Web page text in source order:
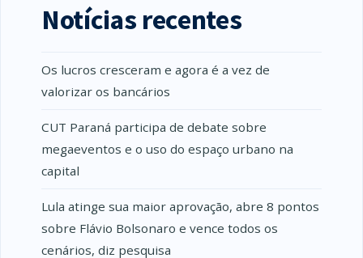
Notícias recentes
Os lucros cresceram e agora é a vez de
valorizar os bancários
CUT Paraná participa de debate sobre
megaeventos e o uso do espaço urbano na
capital
Lula atinge sua maior aprovação, abre 8 pontos
sobre Flávio Bolsonaro e vence todos os
cenários, diz pesquisa